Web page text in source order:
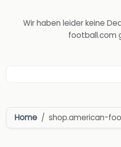
Wir haben leider keine
football.com
Home shop.american-